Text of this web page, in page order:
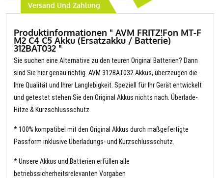
Versand Und Zahlung
Produktinformationen " AVM FRITZ!Fon MT-F
M2 C4 C5 Akku (Ersatzakku / Batterie)
312BAT032 "
Sie suchen eine Alternative zu den teuren Original Batterien? Dann
sind Sie hier genau richtig. AVM 312BAT032 Akkus, überzeugen die
Ihre Qualität und Ihrer Langlebigkeit. Speziell für Ihr Gerät entwickelt
und getestet stehen Sie den Original Akkus nichts nach. Überlade-
Hitze & Kurzschlussschutz.
* 100% kompatibel mit den Original Akkus durch maßgefertigte
Passform inklusive Überladungs- und Kurzschlussschutz.
* Unsere Akkus und Batterien erfüllen alle
betriebssicherheitsrelevanten Vorgaben